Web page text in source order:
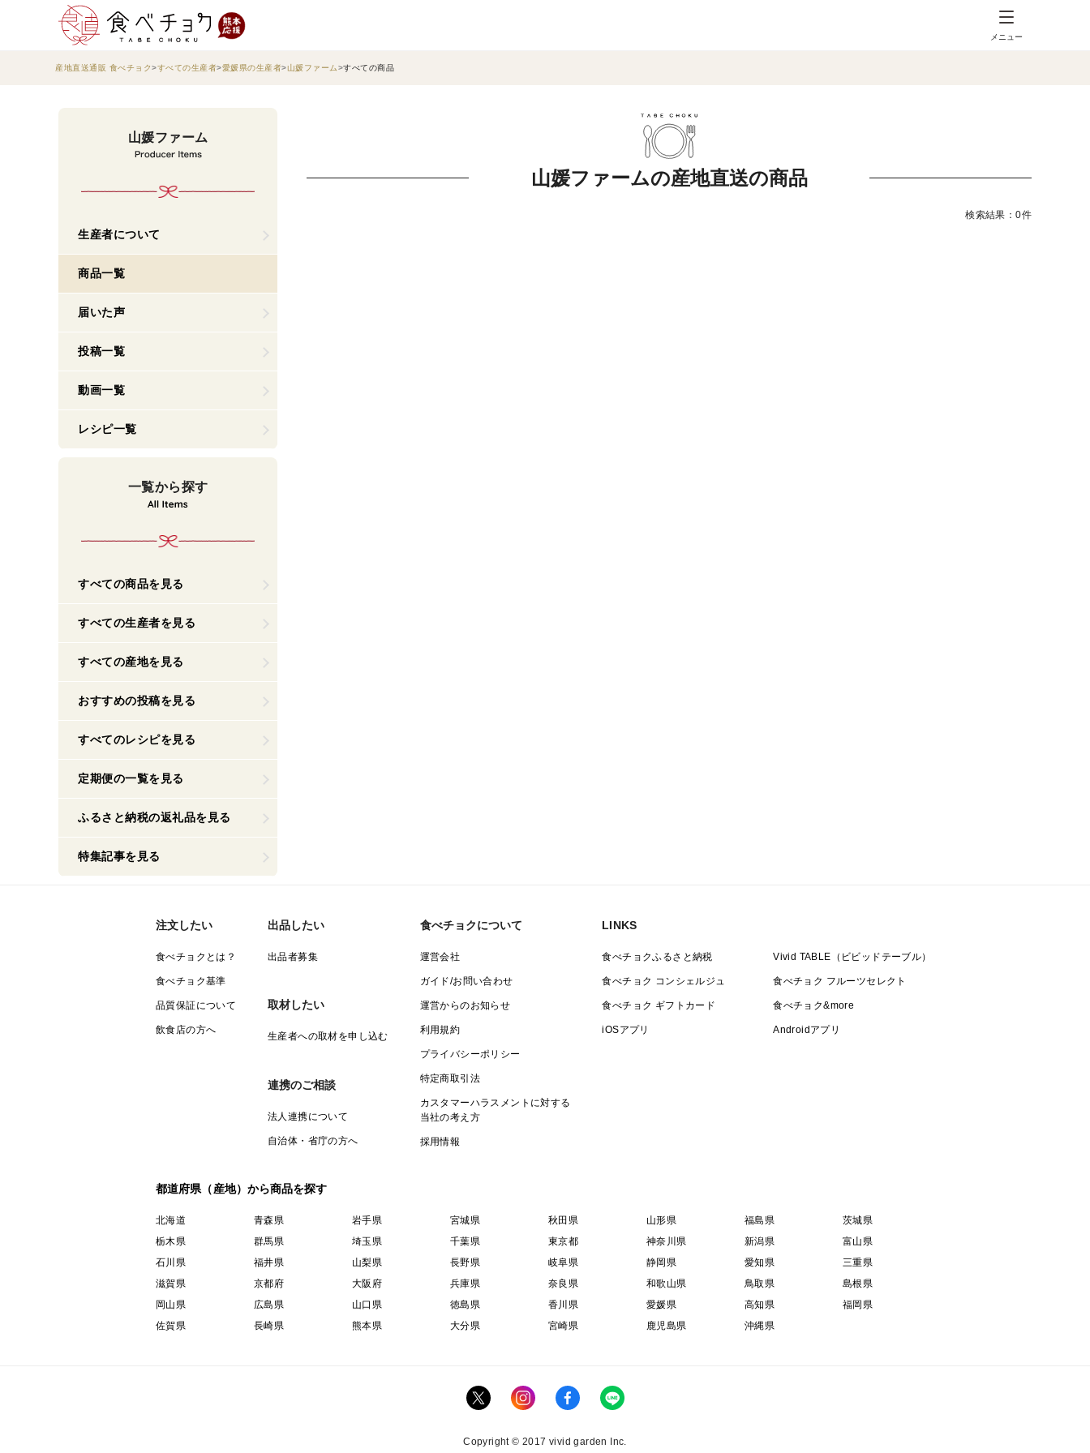
メニュー
産地直送通販 食べチョク すべての生産者 愛媛県の生産者 山媛ファーム すべての商品
山媛ファーム
生産者について
商品一覧
届いた声
投稿一覧
動画一覧
レシピ一覧
一覧から探す
すべての商品を見る
すべての生産者を見る
すべての産地を見る
おすすめの投稿を見る
すべてのレシピを見る
定期便の一覧を見る
ふるさと納税の返礼品を見る
特集記事を見る
山媛ファームの産地直送の商品
検索結果：0件
注文したい
食べチョクとは？
食べチョク基準
品質保証について
飲食店の方へ
出品したい
出品者募集
取材したい
生産者への取材を申し込む
連携のご相談
法人連携について
自治体・省庁の方へ
食べチョクについて
運営会社
ガイド/お問い合わせ
運営からのお知らせ
利用規約
プライバシーポリシー
特定商取引法
カスタマーハラスメントに対する
当社の考え方
採用情報
LINKS
食べチョクふるさと納税 Vivid TABLE（ビビッドテーブル）
食べチョク コンシェルジュ 食べチョク フルーツセレクト
食べチョク ギフトカード 食べチョク&more
iOSアプリ Androidアプリ
都道府県（産地）から商品を探す
北海道 青森県 岩手県 宮城県 秋田県 山形県 福島県
茨城県
栃木県
群馬県 埼玉県 千葉県 東京都 神奈川県 新潟県
富山県
石川県
福井県 山梨県 長野県 岐阜県 静岡県 愛知県
三重県
滋賀県
京都府 大阪府 兵庫県 奈良県 和歌山県 鳥取県
島根県
岡山県
広島県 山口県 徳島県 香川県 愛媛県 高知県
福岡県
佐賀県
長崎県 熊本県 大分県 宮崎県 鹿児島県 沖縄県
Copyright © 2017 vivid garden Inc.